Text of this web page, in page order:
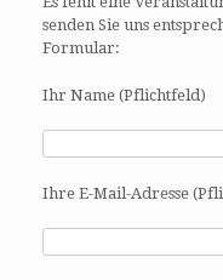
senden Sie uns
Formular:
Ihr Name (Pflichtfeld)
Ihre E-Mail-Adresse